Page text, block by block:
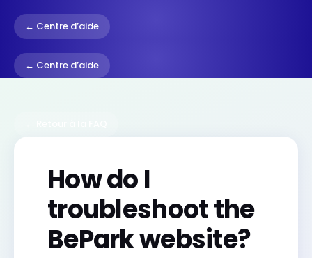
← Centre d’aide
← Centre d’aide
How do I
troubleshoot the
BePark website?